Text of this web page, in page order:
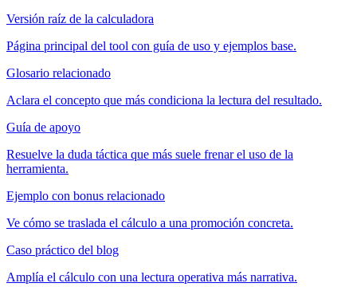
Versión raíz de la calculadora
Página principal del tool con guía de uso y ejemplos base.
Glosario relacionado
Aclara el concepto que más condiciona la lectura del resultado.
Guía de apoyo
Resuelve la duda táctica que más suele frenar el uso de la
herramienta.
Ejemplo con bonus relacionado
Ve cómo se traslada el cálculo a una promoción concreta.
Caso práctico del blog
Amplía el cálculo con una lectura operativa más narrativa.